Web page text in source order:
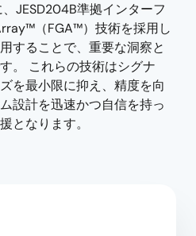
JESD204B準拠インターフ
（FGA™）技術を採用し
することで、重要な洞察と
。 これらの技術はシグナ
を最小限に抑え、精度を向
設計を迅速かつ自信を持っ
となります。